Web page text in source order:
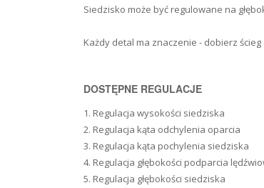
Siedzisko może być regulowane na
Każdy detal ma znaczenie - dobierz
DOSTĘPNE REGULACJE
1. Regulacja wysokości siedziska
2. Regulacja kąta odchylenia oparcia
3. Regulacja kąta pochylenia siedziska
4. Regulacja głębokości podparcia
5. Regulacja głębokości siedziska